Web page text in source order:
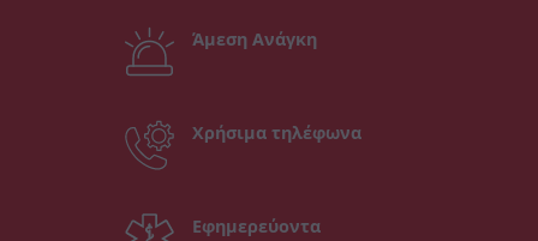
Άμεση Ανάγκη
Χρήσιμα τηλέφωνα
Εφημερεύοντα